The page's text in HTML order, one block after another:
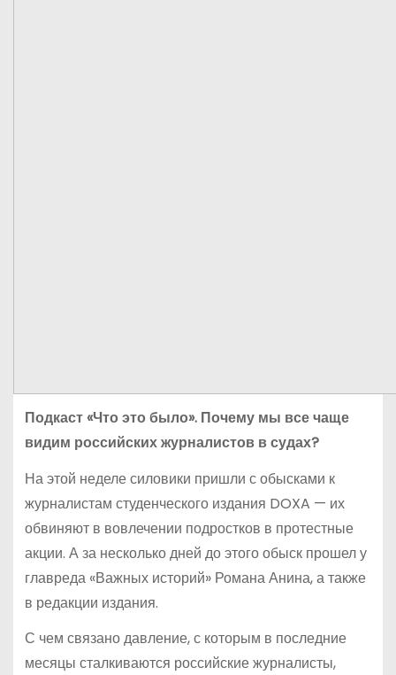
Подкаст «Что это было». Почему мы все чаще
видим российских журналистов в судах?
На этой неделе силовики пришли с обысками к
журналистам студенческого издания DOXA — их
обвиняют в вовлечении подростков в протестные
акции. А за несколько дней до этого обыск прошел у
главреда «Важных историй» Романа Анина, а также
в редакции издания.
С чем связано давление, с которым в последние
месяцы сталкиваются российские журналисты,